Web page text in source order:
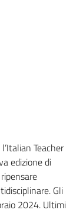
Teacher
edizione di
Gli
2024. Ultimi